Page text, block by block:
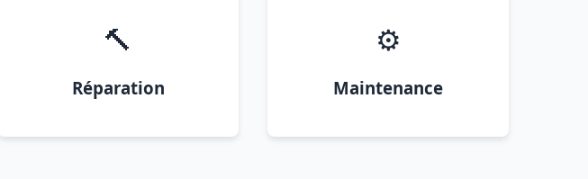
🔨
Réparation
⚙️
Maintenance